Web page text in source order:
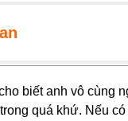
biết anh vô cùng
quá khứ. Nếu